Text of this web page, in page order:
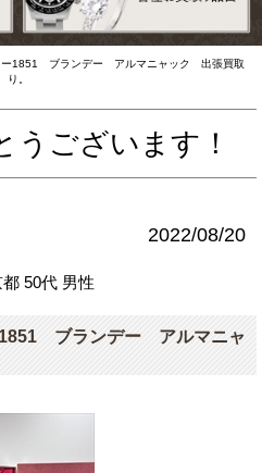
1851 ブランデー アルマニャック 出張買取
り。
うございます！
2022/08/20
都 50代 男性
ブランデー アルマニャ